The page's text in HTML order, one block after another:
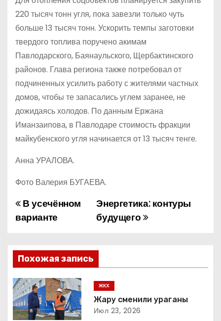
220 тысяч тонн угля, пока завезли только чуть
больше 13 тысяч тонн. Ускорить темпы заготовки
твердого топлива поручено акимам
Павлодарского, Баянаульского, Щербактинского
районов. Глава региона также потребовал от
подчиненных усилить работу с жителями частных
домов, чтобы те запасались углем заранее, не
дожидаясь холодов. По данным Ержана
Иманзаипова, в Павлодаре стоимость фракции
майкубенского угля начинается от 13 тысяч тенге.
Анна УРАЛОВА.
Фото Валерия БУГАЕВА.
Н
в
и
г
а
Энергетика: контуры
будущего
В усечённом
варианте
Похожая запись
ЖКХ
Жару сменили ураганы
Июл 23, 2026